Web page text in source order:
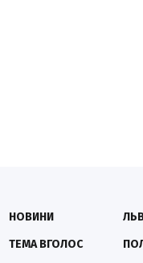
НОВИНИ
ТЕМА ВГОЛОС